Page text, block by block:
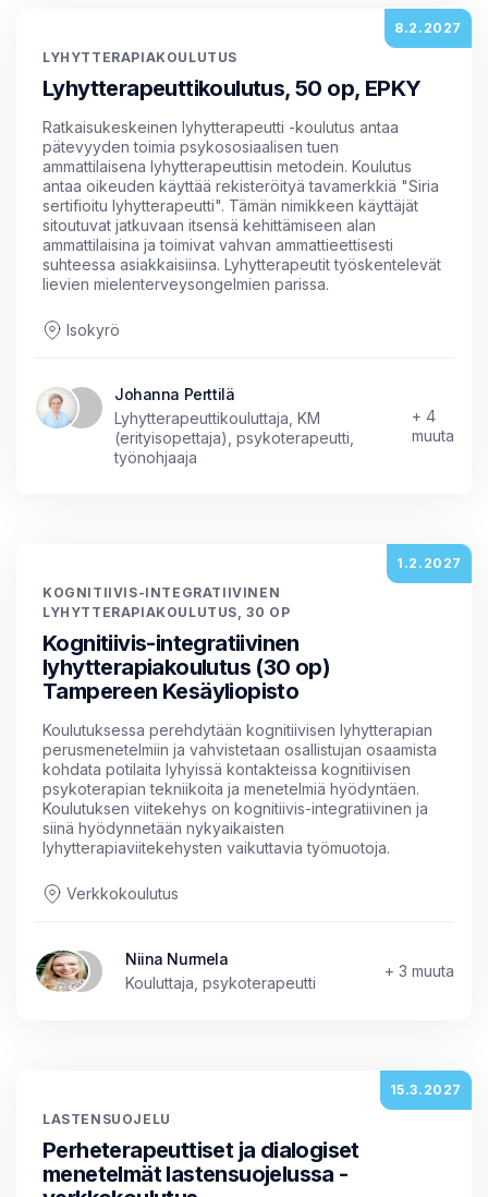
8.2.2027
LYHYTTERAPIAKOULUTUS
Lyhytterapeuttikoulutus, 50 op, EPKY
Ratkaisukeskeinen lyhytterapeutti -koulutus antaa
pätevyyden toimia psykososiaalisen tuen
ammattilaisena lyhytterapeuttisin metodein. Koulutus
antaa oikeuden käyttää rekisteröityä tavamerkkiä "Siria
sertifioitu lyhytterapeutti". Tämän nimikkeen käyttäjät
sitoutuvat jatkuvaan itsensä kehittämiseen alan
ammattilaisina ja toimivat vahvan ammattieettisesti
suhteessa asiakkaisiinsa. Lyhytterapeutit työskentelevät
lievien mielenterveysongelmien parissa.
Isokyrö
Johanna Perttilä
Lyhytterapeuttikouluttaja, KM
(erityisopettaja), psykoterapeutti,
työnohjaaja
+ 4
muuta
1.2.2027
KOGNITIIVIS-INTEGRATIIVINEN
LYHYTTERAPIAKOULUTUS, 30 OP
Kognitiivis-integratiivinen
lyhytterapiakoulutus (30 op)
Tampereen Kesäyliopisto
Koulutuksessa perehdytään kognitiivisen lyhytterapian
perusmenetelmiin ja vahvistetaan osallistujan osaamista
kohdata potilaita lyhyissä kontakteissa kognitiivisen
psykoterapian tekniikoita ja menetelmiä hyödyntäen.
Koulutuksen viitekehys on kognitiivis-integratiivinen ja
siinä hyödynnetään nykyaikaisten
lyhytterapiaviitekehysten vaikuttavia työmuotoja.
Verkkokoulutus
Niina Nurmela
Kouluttaja, psykoterapeutti
+ 3 muuta
15.3.2027
LASTENSUOJELU
Perheterapeuttiset ja dialogiset
menetelmät lastensuojelussa -